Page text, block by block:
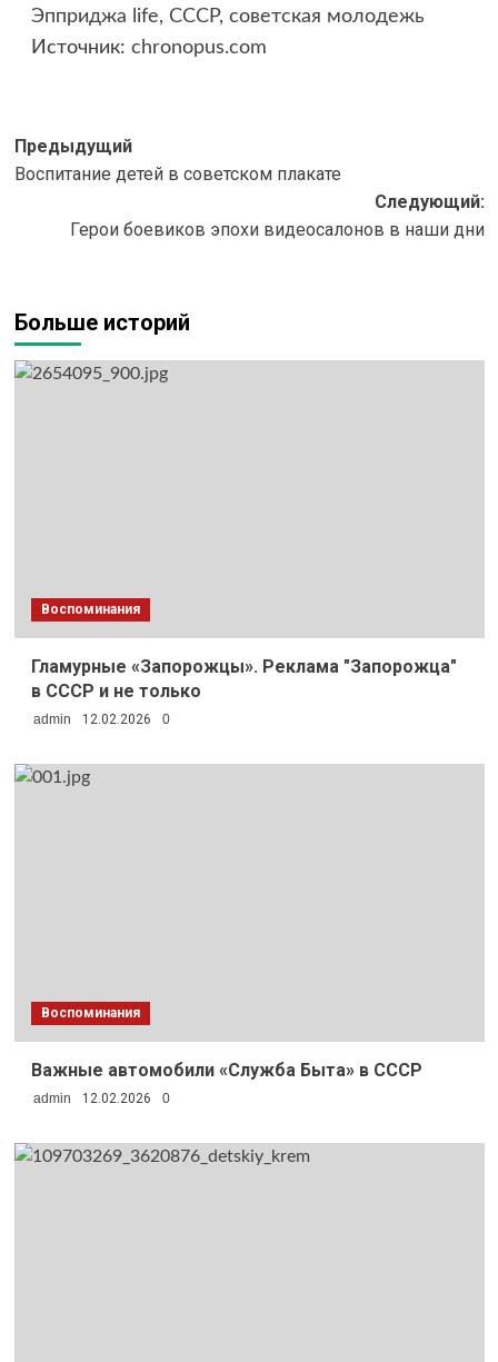
Источник: chronopus.com
Навигация
записи
Предыдущий
Воспитание детей в советском плакате
Следующий:
Герои боевиков эпохи видеосалонов в наши дни
Больше историй
Воспоминания
Гламурные «Запорожцы». Реклама "Запорожца"
в СССР и не только
admin 12.02.2026 0
Воспоминания
Важные автомобили «Служба Быта» в СССР
admin 12.02.2026 0